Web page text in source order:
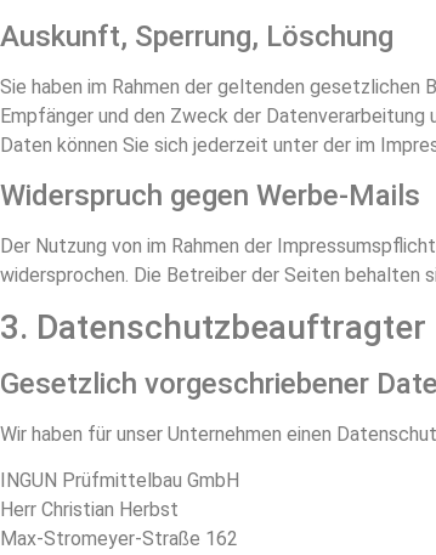
Auskunft, Sperrung, Löschung
Sie haben im Rahmen der geltenden
Empfänger und den Zweck der
Daten können Sie sich jederzeit unter der im
Widerspruch gegen Werbe-Mails
Der Nutzung von im Rahmen der
widersprochen. Die Betreiber der Seiten behalten
3. Datenschutzbeauftragter
Gesetzlich vorgeschriebener
Wir haben für unser Unternehmen einen
INGUN Prüfmittelbau GmbH
Herr Christian Herbst
Max-Stromeyer-Straße 162